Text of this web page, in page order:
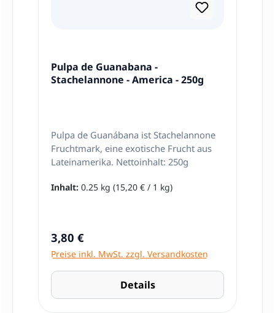
Pulpa de Guanabana -
Stachelannone - America - 250g
Pulpa de Guanábana ist Stachelannone
Fruchtmark, eine exotische Frucht aus
Lateinamerika. Nettoinhalt: 250g
Inhalt: 0.25 kg (15,20 € / 1 kg)
Regulärer Preis:
3,80 €
Preise inkl. MwSt. zzgl. Versandkosten
Details